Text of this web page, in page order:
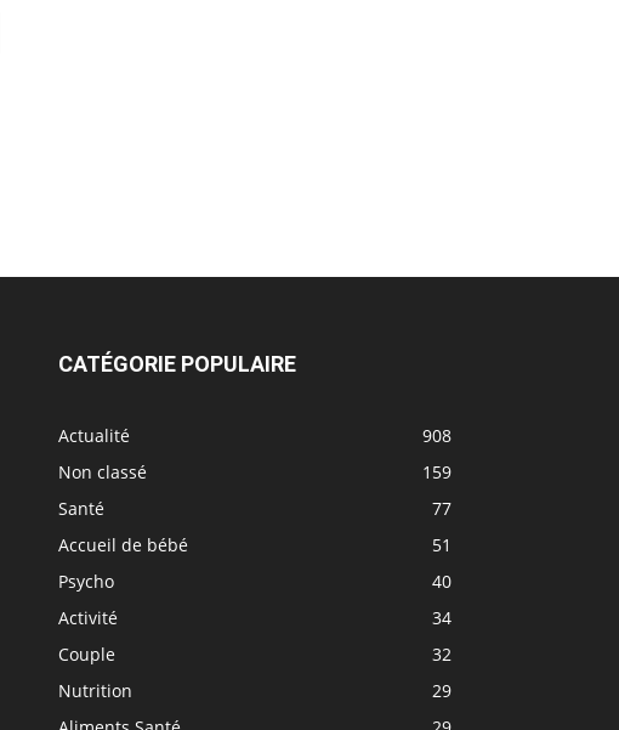
CATÉGORIE POPULAIRE
Actualité
908
Non classé
159
Santé
77
Accueil de bébé
51
Psycho
40
Activité
34
Couple
32
Nutrition
29